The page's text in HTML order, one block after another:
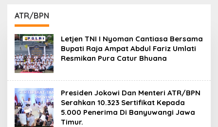
Penghargaan Presisi
Berkat SIM Digital dan
e-BPKB
ATR/BPN
Letjen TNI I Nyoman Cantiasa Bersama
Bupati Raja Ampat Abdul Fariz Umlati
Resmikan Pura Catur Bhuana
Presiden Jokowi Dan Menteri ATR/BPN
Serahkan 10.323 Sertifikat Kepada
5.000 Penerima Di Banyuwangi Jawa
Timur.